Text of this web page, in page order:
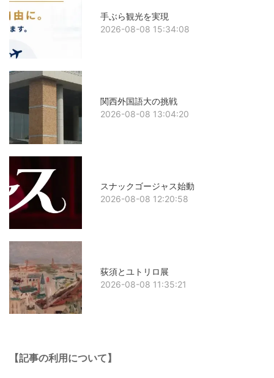
手ぶら観光を実現
2026-08-08 15:34:08
関西外国語大の挑戦
2026-08-08 13:04:20
スナックゴージャス始動
2026-08-08 12:20:58
荻須とユトリロ展
2026-08-08 11:35:21
【記事の利用について】